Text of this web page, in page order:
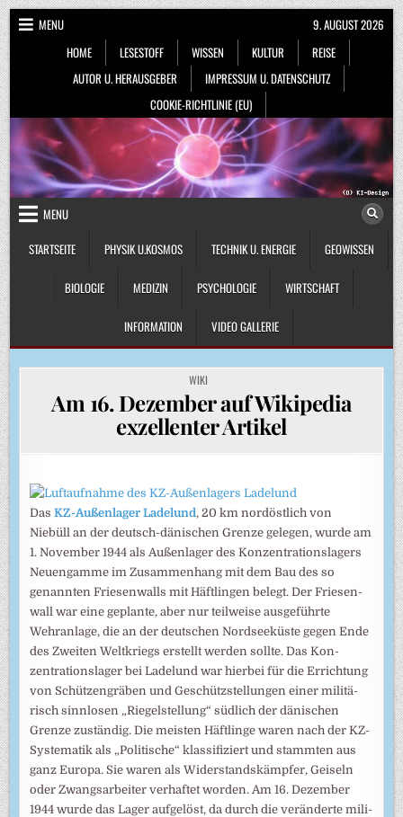
Skip
to
content
MENU
HOME
LESESTOFF WISSEN KULTUR
REISE
AUTOR U. HERAUSGEBER
IMPRESSUM U. DATENSCHUTZ
COOKIE-RICHTLINIE (EU)
9. AUGUST 2026
MENU
STARTSEITE
PHYSIK U.KOSMOS TECHNIK U. ENERGIE GEOWISSEN
BIOLOGIE MEDIZIN PSYCHOLOGIE WIRTSCHAFT
INFORMATION VIDEO GALLERIE
POSTED
IN
WIKI
Am 16. Dezember auf Wikipedia
exzellenter Artikel
DasKZ-Außenlager Ladelund, 20 km nord­öst­lich von
Niebüll an der deutsch-däni­schen Grenze gele­gen, wurde am
1. Novem­ber 1944 als Außen­lager des Kon­zen­trations­lagers
Neuen­gamme im Zusam­men­hang mit dem Bau des so
genann­ten Friesen­walls mit Häft­lingen belegt. Der Friesen­
wall war eine geplante, aber nur teil­weise ausge­führte
Wehran­lage, die an der deut­schen Nordsee­küste gegen Ende
des Zwei­ten Welt­kriegs erstellt werden sollte. Das Kon­
zentra­tions­lager bei Lade­lund war hier­bei für die Errich­tung
von Schützen­gräben und Ge­schütz­stellun­gen einer militä­
risch sinn­losen „Riegel­stel­lung“ süd­lich der däni­schen
Grenze zustän­dig. Die meisten Häft­linge waren nach der KZ-
Syste­matik als „Politi­sche“ klassi­fiziert und stamm­ten aus
ganz Europa. Sie waren als Wider­stands­kämpfer, Geiseln
oder Zwangs­arbei­ter verhaf­tet worden. Am 16. Dezem­ber
1944 wurde das Lager aufge­löst, da durch die verän­derte mili­